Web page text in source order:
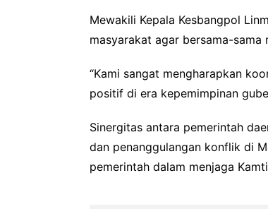
Mewakili Kepala Kesbangpol
masyarakat agar bersama-
“Kami sangat mengharapkan
positif di era kepemimpinan
Sinergitas antara pemerintah
dan penanggulangan konflik di
pemerintah dalam menjaga